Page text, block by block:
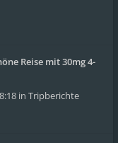
Reise mit 30mg 4-
in Tripberichte